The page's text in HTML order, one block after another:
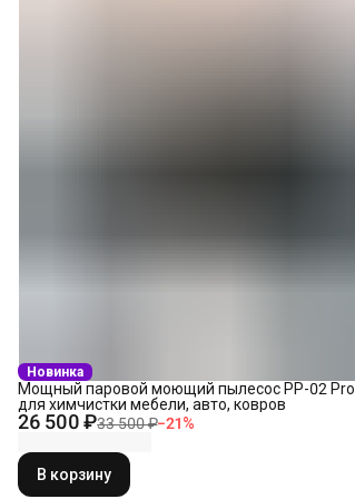
Новинка
26 500 ₽33 500 ₽−21%
Мощный паровой моющий пылесос PP-02 Pro
для химчистки мебели, авто, ковров
В корзину